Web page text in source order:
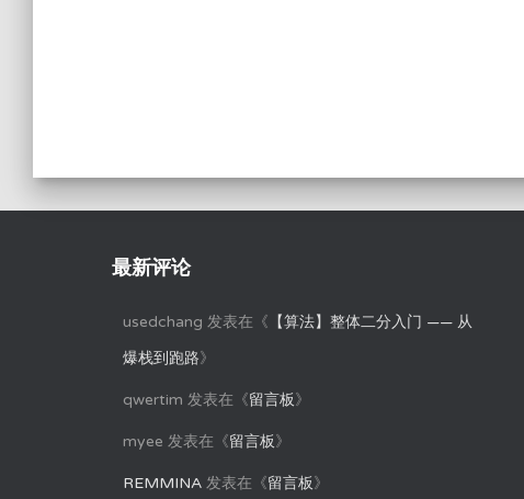
最新评论
usedchang 发表在《 【算法】整体二分入门 —— 从
爆栈到跑路》
qwertim 发表在《留言板》
myee 发表在《留言板》
REMMINA 发表在《留言板》